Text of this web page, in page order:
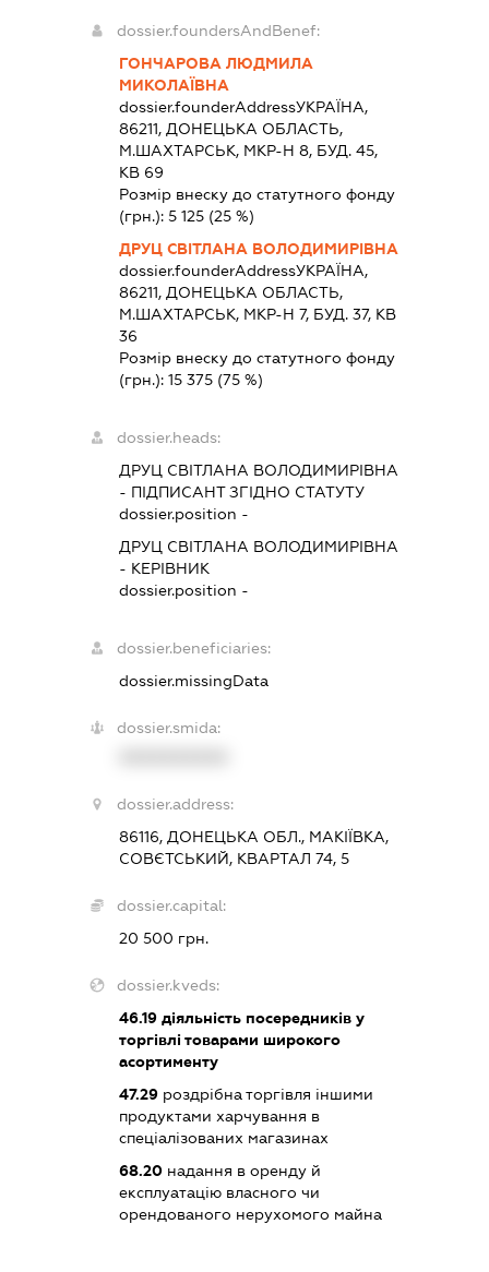
dossier.foundersAndBenef:
ГОНЧАРОВА ЛЮДМИЛА
МИКОЛАЇВНА
dossier.founderAddressУКРАЇНА,
86211, ДОНЕЦЬКА ОБЛАСТЬ,
М.ШАХТАРСЬК, МКР-Н 8, БУД. 45,
КВ 69
Розмір внеску до статутного фонду
(грн.):5 125 (25 %)
ДРУЦ СВІТЛАНА ВОЛОДИМИРІВНА
dossier.founderAddressУКРАЇНА,
86211, ДОНЕЦЬКА ОБЛАСТЬ,
М.ШАХТАРСЬК, МКР-Н 7, БУД. 37, КВ
36
Розмір внеску до статутного фонду
(грн.):15 375 (75 %)
dossier.heads:
ДРУЦ СВІТЛАНА ВОЛОДИМИРІВНА
- ПІДПИСАНТЗГІДНО СТАТУТУ
dossier.position -
ДРУЦ СВІТЛАНА ВОЛОДИМИРІВНА
- КЕРІВНИК
dossier.position -
dossier.beneficiaries:
dossier.missingData
dossier.smida:
dossier.address:
86116, ДОНЕЦЬКА ОБЛ., МАКІЇВКА,
СОВЄТСЬКИЙ, КВАРТАЛ 74, 5
dossier.capital:
20 500 грн.
dossier.kveds:
46.19 діяльність посередників у
торгівлі товарами широкого
асортименту
47.29 роздрібна торгівля іншими
продуктами харчування в
спеціалізованих магазинах
68.20 надання в оренду й
експлуатацію власного чи
орендованого нерухомого майна